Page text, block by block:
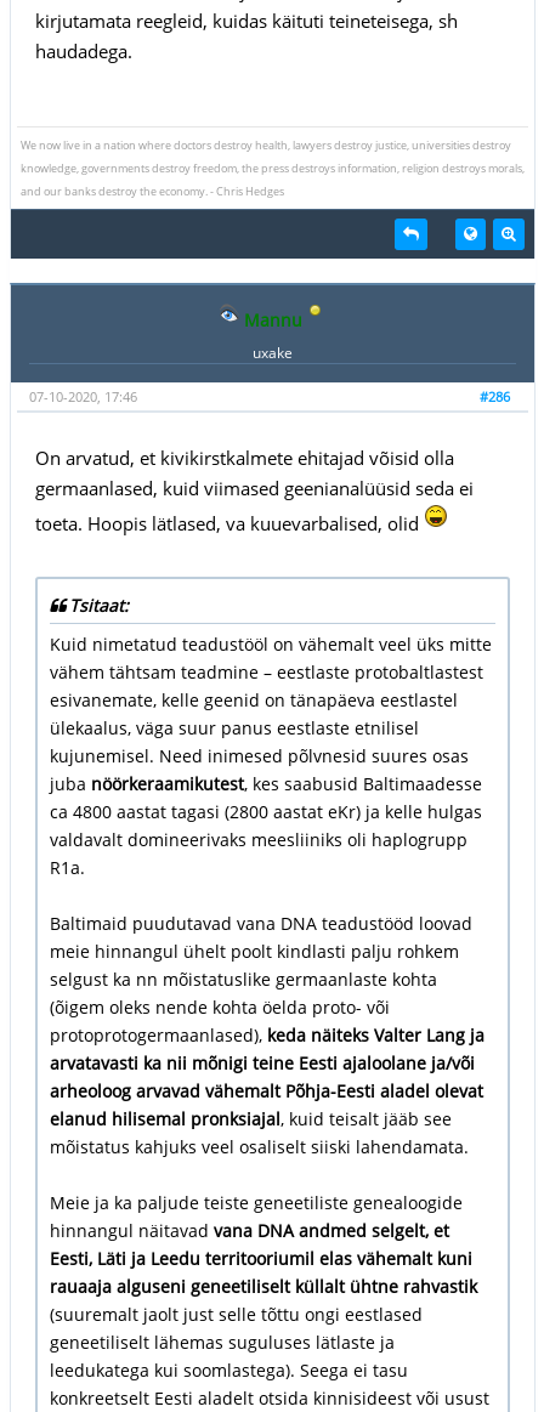
kirjutamata reegleid, kuidas käituti teineteisega, sh
haudadega.
We now live in a nation where doctors destroy health, lawyers destroy justice, universities destroy
knowledge, governments destroy freedom, the press destroys information, religion destroys morals,
and our banks destroy the economy. - Chris Hedges
Mannu
uxake
#286
07-10-2020, 17:46
On arvatud, et kivikirstkalmete ehitajad võisid olla
germaanlased, kuid viimased geenianalüüsid seda ei
toeta. Hoopis lätlased, va kuuevarbalised, olid
Tsitaat:
Kuid nimetatud teadustööl on vähemalt veel üks mitte
vähem tähtsam teadmine – eestlaste protobaltlastest
esivanemate, kelle geenid on tänapäeva eestlastel
ülekaalus, väga suur panus eestlaste etnilisel
kujunemisel. Need inimesed põlvnesid suures osas
juba nöörkeraamikutest, kes saabusid Baltimaadesse
ca 4800 aastat tagasi (2800 aastat eKr) ja kelle hulgas
valdavalt domineerivaks meesliiniks oli haplogrupp
R1a.
Baltimaid puudutavad vana DNA teadustööd loovad
meie hinnangul ühelt poolt kindlasti palju rohkem
selgust ka nn mõistatuslike germaanlaste kohta
(õigem oleks nende kohta öelda proto- või
protoprotogermaanlased),keda näiteks Valter Lang ja
arvatavasti ka nii mõnigi teine Eesti ajaloolane ja/või
arheoloog arvavad vähemalt Põhja-Eesti aladel olevat
elanud hilisemal pronksiajal, kuid teisalt jääb see
mõistatus kahjuks veel osaliselt siiski lahendamata.
Meie ja ka paljude teiste geneetiliste genealoogide
hinnangul näitavad vana DNA andmed selgelt, et
Eesti, Läti ja Leedu territooriumil elas vähemalt kuni
rauaaja alguseni geneetiliselt küllalt ühtne rahvastik
(suuremalt jaolt just selle tõttu ongi eestlased
geneetiliselt lähemas suguluses lätlaste ja
leedukatega kui soomlastega). Seega ei tasu
konkreetselt Eesti aladelt otsida kinnisideest või usust